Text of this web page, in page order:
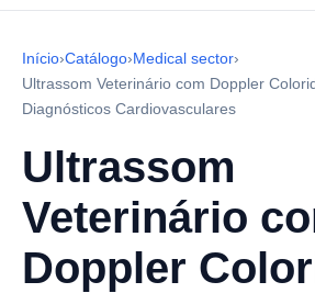
Início›Catálogo›Medical sector›
Ultrassom Veterinário com Doppler
Diagnósticos Cardiovasculares
Ultrassom
Veterinário
Doppler